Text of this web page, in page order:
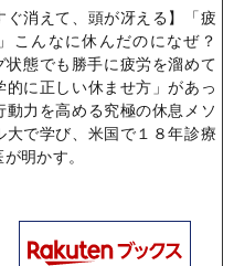
ぐ消えて、頭が冴える】「疲
こんなに休んだのになぜ？
態でも勝手に疲労を溜めて
的に正しい休ませ方」があっ
力を高める究極の休息メソ
大で学び、米国で１８年診療
明かす。